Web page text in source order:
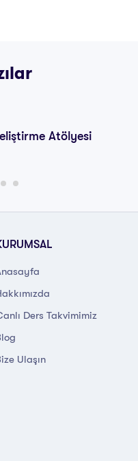
Atölyesi
Ders Takvimimiz
Ulaşın